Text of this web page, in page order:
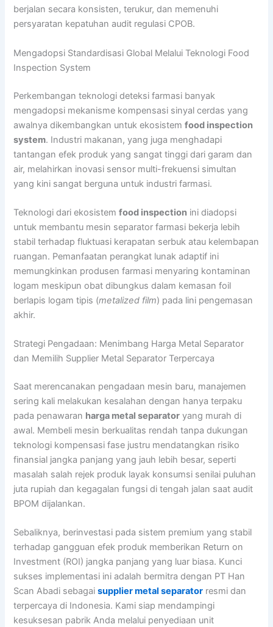
berjalan secara konsisten, terukur, dan memenuhi
persyaratan kepatuhan audit regulasi CPOB.
Mengadopsi Standardisasi Global Melalui Teknologi Food
Inspection System
Perkembangan teknologi deteksi farmasi banyak
mengadopsi mekanisme kompensasi sinyal cerdas yang
awalnya dikembangkan untuk ekosistemfood inspection
system. Industri makanan, yang juga menghadapi
tantangan efek produk yang sangat tinggi dari garam dan
air, melahirkan inovasi sensor multi-frekuensi simultan
yang kini sangat berguna untuk industri farmasi.
Teknologi dari ekosistemfood inspection ini diadopsi
untuk membantu mesin separator farmasi bekerja lebih
stabil terhadap fluktuasi kerapatan serbuk atau kelembapan
ruangan. Pemanfaatan perangkat lunak adaptif ini
memungkinkan produsen farmasi menyaring kontaminan
logam meskipun obat dibungkus dalam kemasan foil
berlapis logam tipis (metalized film) pada lini pengemasan
akhir.
Strategi Pengadaan: Menimbang Harga Metal Separator
dan Memilih Supplier Metal Separator Terpercaya
Saat merencanakan pengadaan mesin baru, manajemen
sering kali melakukan kesalahan dengan hanya terpaku
pada penawaran harga metal separator yang murah di
awal. Membeli mesin berkualitas rendah tanpa dukungan
teknologi kompensasi fase justru mendatangkan risiko
finansial jangka panjang yang jauh lebih besar, seperti
masalah salah rejek produk layak konsumsi senilai puluhan
juta rupiah dan kegagalan fungsi di tengah jalan saat audit
BPOM dijalankan.
Sebaliknya, berinvestasi pada sistem premium yang stabil
terhadap gangguan efek produk memberikan Return on
Investment (ROI) jangka panjang yang luar biasa. Kunci
sukses implementasi ini adalah bermitra dengan PT Han
Scan Abadi sebagaisupplier metal separator resmi dan
terpercaya di Indonesia. Kami siap mendampingi
kesuksesan pabrik Anda melalui penyediaan unit